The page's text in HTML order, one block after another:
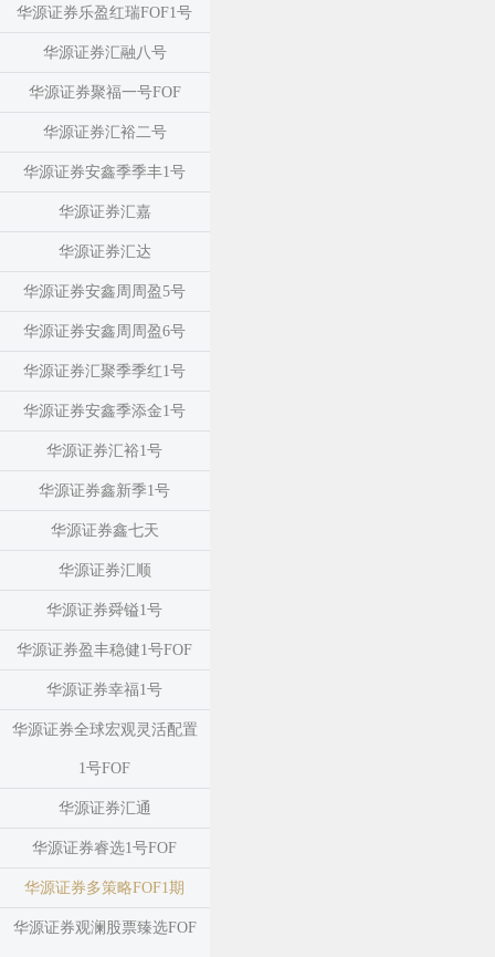
华源证券乐盈红瑞FOF1号
华源证券汇融八号
华源证券聚福一号FOF
华源证券汇裕二号
华源证券安鑫季季丰1号
华源证券汇嘉
华源证券汇达
华源证券安鑫周周盈5号
华源证券安鑫周周盈6号
华源证券汇聚季季红1号
华源证券安鑫季添金1号
华源证券汇裕1号
华源证券鑫新季1号
华源证券鑫七天
华源证券汇顺
华源证券舜镒1号
华源证券盈丰稳健1号FOF
华源证券幸福1号
华源证券全球宏观灵活配置
1号FOF
华源证券汇通
华源证券睿选1号FOF
华源证券多策略FOF1期
华源证券观澜股票臻选FOF